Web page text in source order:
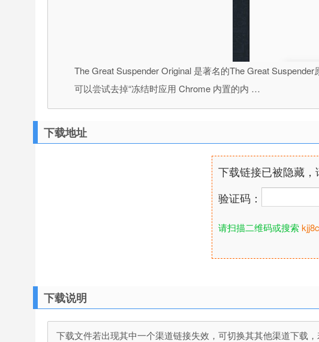
The Great Suspender Original 是著名的The Great
可以尝试去掉“冻结时应用 Chrome 内置的内 …
下载地址
下载链接已被隐藏
验证码：
请扫描二维码或搜索
下载说明
下载文件若出现其中一个渠道链接失效，可切换其其他渠道下载